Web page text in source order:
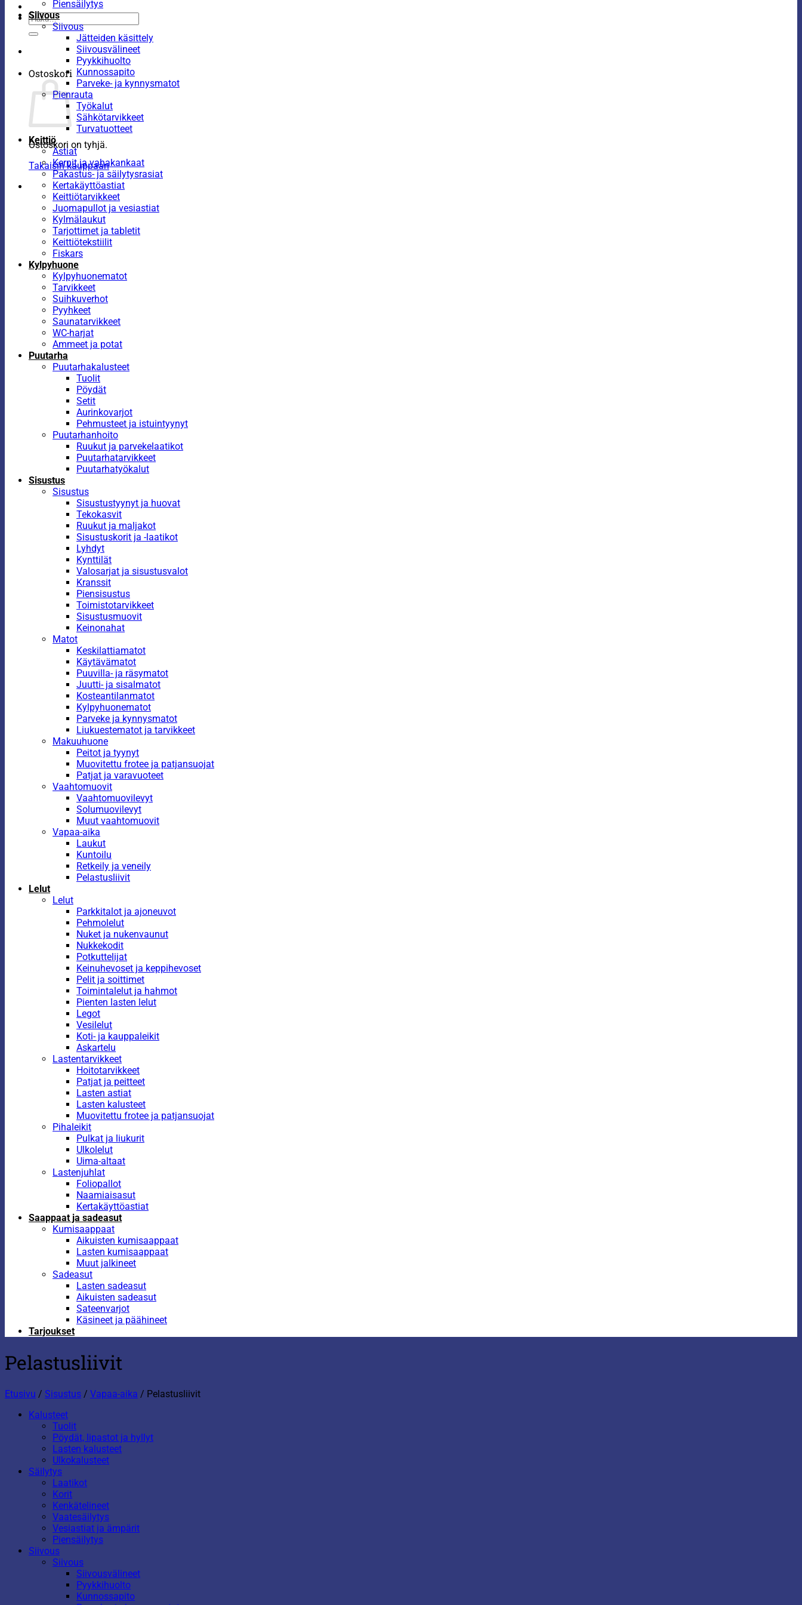
Etsi:
Ostoskori
Ostoskori on tyhjä.
Takaisin kauppaan
Piensäilytys
Siivous
Siivous
Jätteiden käsittely
Siivousvälineet
Pyykkihuolto
Kunnossapito
Parveke- ja kynnysmatot
Pienrauta
Työkalut
Sähkötarvikkeet
Turvatuotteet
Keittiö
Astiat
Kernit ja vahakankaat
Pakastus- ja säilytysrasiat
Kertakäyttöastiat
Keittiötarvikkeet
Juomapullot ja vesiastiat
Kylmälaukut
Tarjottimet ja tabletit
Keittiötekstiilit
Fiskars
Kylpyhuone
Kylpyhuonematot
Tarvikkeet
Suihkuverhot
Pyyhkeet
Saunatarvikkeet
WC-harjat
Ammeet ja potat
Puutarha
Puutarhakalusteet
Tuolit
Pöydät
Setit
Aurinkovarjot
Pehmusteet ja istuintyynyt
Puutarhanhoito
Ruukut ja parvekelaatikot
Puutarhatarvikkeet
Puutarhatyökalut
Sisustus
Sisustus
Sisustustyynyt ja huovat
Tekokasvit
Ruukut ja maljakot
Sisustuskorit ja -laatikot
Lyhdyt
Kynttilät
Valosarjat ja sisustusvalot
Kranssit
Piensisustus
Toimistotarvikkeet
Sisustusmuovit
Keinonahat
Matot
Keskilattiamatot
Käytävämatot
Puuvilla- ja räsymatot
Juutti- ja sisalmatot
Kosteantilanmatot
Kylpyhuonematot
Parveke ja kynnysmatot
Liukuestematot ja tarvikkeet
Makuuhuone
Peitot ja tyynyt
Muovitettu frotee ja patjansuojat
Patjat ja varavuoteet
Vaahtomuovit
Vaahtomuovilevyt
Solumuovilevyt
Muut vaahtomuovit
Vapaa-aika
Laukut
Kuntoilu
Retkeily ja veneily
Pelastusliivit
Lelut
Lelut
Parkkitalot ja ajoneuvot
Pehmolelut
Nuket ja nukenvaunut
Nukkekodit
Potkuttelijat
Keinuhevoset ja keppihevoset
Pelit ja soittimet
Toimintalelut ja hahmot
Pienten lasten lelut
Legot
Vesilelut
Koti- ja kauppaleikit
Askartelu
Lastentarvikkeet
Hoitotarvikkeet
Patjat ja peitteet
Lasten astiat
Lasten kalusteet
Muovitettu frotee ja patjansuojat
Pihaleikit
Pulkat ja liukurit
Ulkolelut
Uima-altaat
Lastenjuhlat
Foliopallot
Naamiaisasut
Kertakäyttöastiat
Saappaat ja sadeasut
Kumisaappaat
Aikuisten kumisaappaat
Lasten kumisaappaat
Muut jalkineet
Sadeasut
Lasten sadeasut
Aikuisten sadeasut
Sateenvarjot
Käsineet ja päähineet
Tarjoukset
Pelastusliivit
Etusivu / Sisustus / Vapaa-aika / Pelastusliivit
Kalusteet
Tuolit
Pöydät, lipastot ja hyllyt
Lasten kalusteet
Ulkokalusteet
Säilytys
Laatikot
Korit
Kenkätelineet
Vaatesäilytys
Vesiastiat ja ämpärit
Piensäilytys
Siivous
Siivous
Siivousvälineet
Pyykkihuolto
Kunnossapito